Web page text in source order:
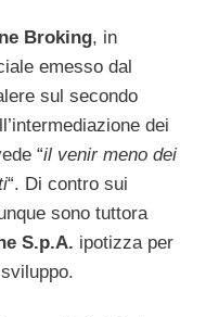
Broking, in
emesso dal
sul secondo
dei
“il venir meno dei
“. Di contro sui
sono tuttora
S.p.A. ipotizza per